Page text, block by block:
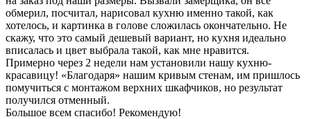
обмерил, посчитал, нарисовал кухню именно такой, как
хотелось, и картинка в голове сложилась окончательно. Не
скажу, что это самый дешевый вариант, но кухня идеально
вписалась и цвет выбрала такой, как мне нравится.
Примерно через 2 недели нам установили нашу кухню-
красавицу! «Благодаря» нашим кривым стенам, им пришлось
помучиться с монтажом верхних шкафчиков, но результат
получился отменный.
Большое всем спасибо! Рекомендую!